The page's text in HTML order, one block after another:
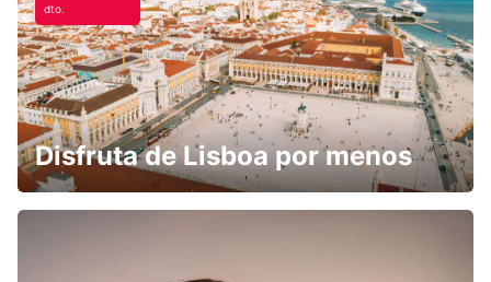
dto.
Disfruta de Lisboa por menos